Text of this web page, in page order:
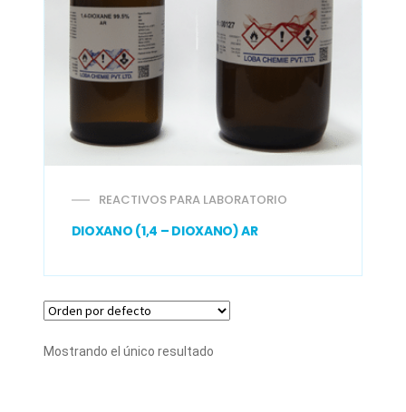
REACTIVOS PARA LABORATORIO
DIOXANO (1,4 – DIOXANO) AR
Mostrando el único resultado